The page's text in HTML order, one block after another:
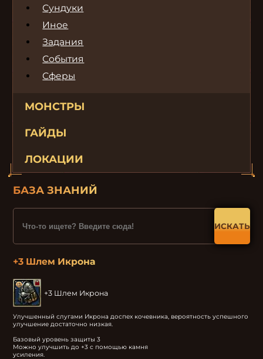
Сундуки
Иное
Задания
События
Сферы
МОНСТРЫ
ГАЙДЫ
ЛОКАЦИИ
БАЗА ЗНАНИЙ
ИСКАТЬ
+3 Шлем Икрона
+3 Шлем Икрона
Улучшенный слугами Икрона доспех кочевника, вероятность успешного
улучшение достаточно низкая.
Базовый уровень защиты 3
Можно улучшить до +3 с помощью камня
усиления.